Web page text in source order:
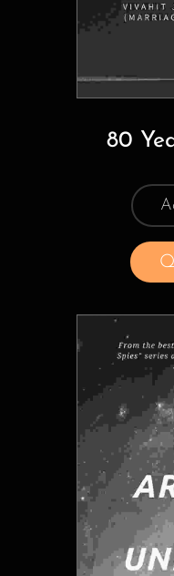
80